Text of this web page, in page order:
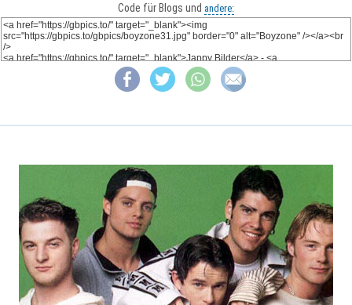
Code für Blogs und andere: